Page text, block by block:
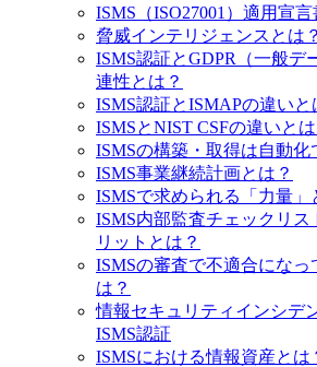
ISMS（ISO27001）適用宣言
脅威インテリジェンスとは？
ISMS認証とGDPR（一般デ
連性とは？
ISMS認証とISMAPの違いと
ISMSとNIST CSFの違いとは
ISMSの構築・取得は自動化
ISMS事業継続計画とは？
ISMSで求められる「力量」
ISMS内部監査チェックリス
リットとは？
ISMSの審査で不適合になっ
は？
情報セキュリティインシデ
ISMS認証
ISMSにおける情報資産とは